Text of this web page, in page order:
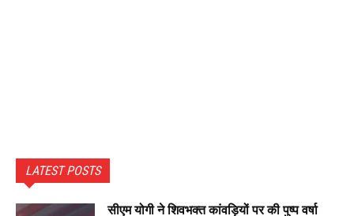
LATEST POSTS
सीएम योगी ने शिवभक्त कांवड़ियों पर की पुष्प वर्षा